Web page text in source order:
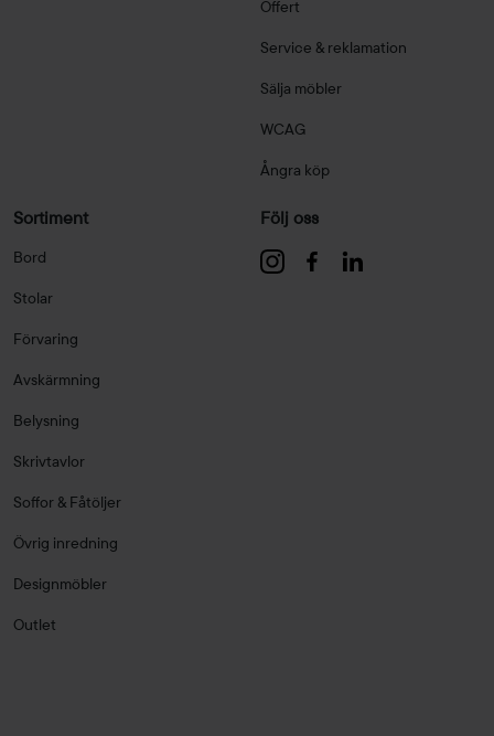
Offert
Service & reklamation
Sälja möbler
WCAG
Ångra köp
Sortiment
Bord
Stolar
Förvaring
Avskärmning
Belysning
Skrivtavlor
Soffor & Fåtöljer
Övrig inredning
Designmöbler
Outlet
Följ oss